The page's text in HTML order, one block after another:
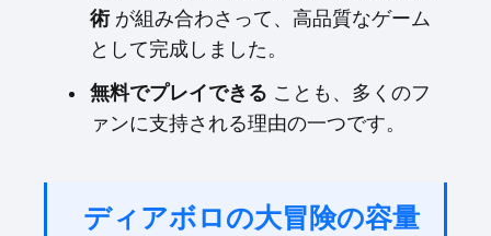
術が組み合わさって、高品質なゲーム
として完成しました。
無料でプレイできる ことも、多くのフ
ァンに支持される理由の一つです。
ディアボロの大冒険の容量